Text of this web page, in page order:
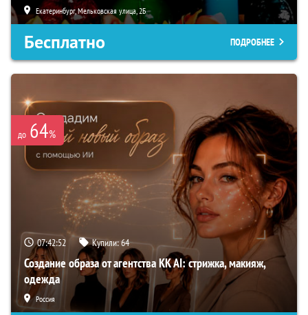
Екатеринбург, Мельковская улица, 2Б
Бесплатно ПОДРОБНЕЕ
до 64%
07:42:51 Купили:64
Создание образа от агентства KK AI: стрижка, макияж,
одежда
Россия